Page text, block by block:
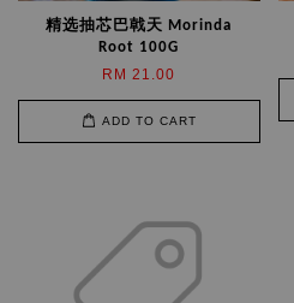
精选抽芯巴戟天 Morinda
Root 100G
RM 21.00
ADD TO CART